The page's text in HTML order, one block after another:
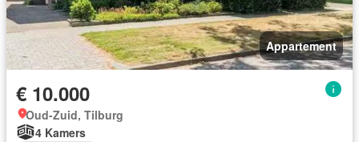
Appartement
€ 10.000
Oud-Zuid, Tilburg
4 Kamers